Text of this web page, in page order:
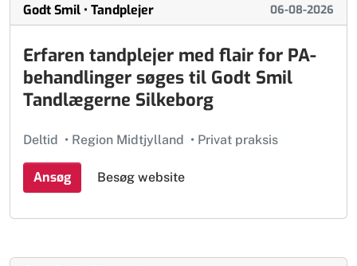
Godt Smil • Tandplejer 06-08-2026
Erfaren tandplejer med flair for PA-
behandlinger søges til Godt Smil
Tandlægerne Silkeborg
Deltid • Region Midtjylland • Privat praksis
Ansøg Besøg website